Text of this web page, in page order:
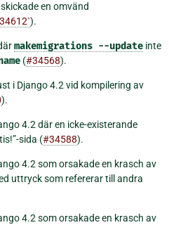
en omvänd
).
makemigrations --update inte
(#34568).
i Django 4.2 vid kompilering av
).
4.2 där en icke-existerande
sida (#34588).
4.2 som orsakade en krasch av
uttryck som refererar till andra
4.2 som orsakade en krasch av